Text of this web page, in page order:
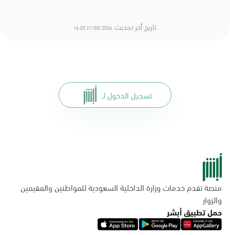
تاريخ أخر تحديث: 21/05/2026 16:05
تسجيل الدخول لـ
منصة تقدم خدمات وزارة الداخلية السعودية للمواطنين والمقيمين
والزوار
حمل تطبيق أبشر